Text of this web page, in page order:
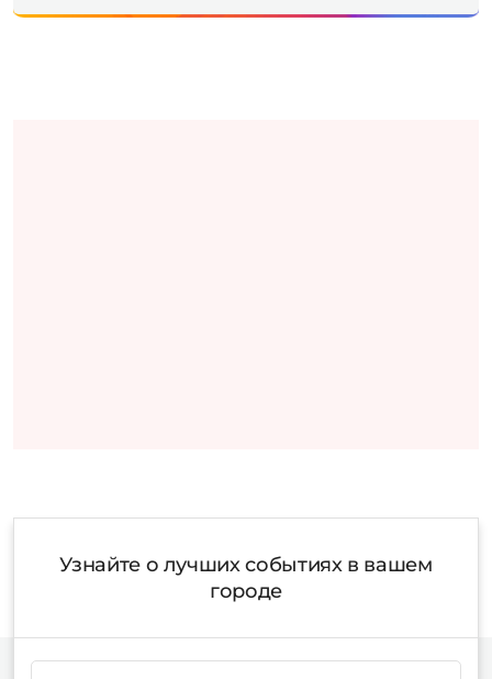
Узнайте о лучших событиях в вашем
городе